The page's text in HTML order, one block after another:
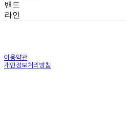
밴드
라인
이용약관
개인정보처리방침